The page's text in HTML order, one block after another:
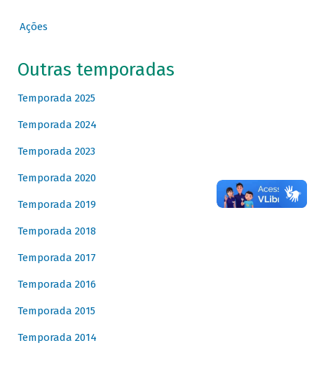
Ações
Outras temporadas
Temporada 2025
Temporada 2024
Temporada 2023
Temporada 2020
Temporada 2019
Temporada 2018
Temporada 2017
Temporada 2016
Temporada 2015
Temporada 2014